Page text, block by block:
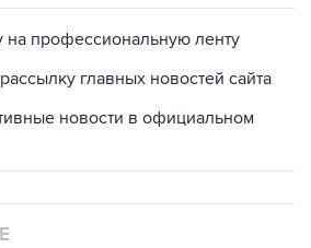
на профессиональную ленту
главных новостей сайта
новости в официальном